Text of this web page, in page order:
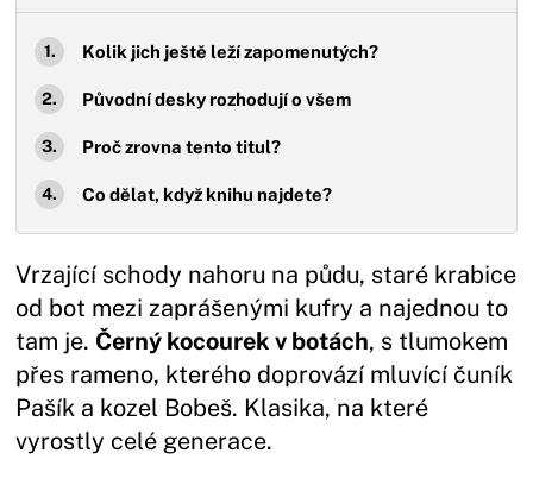
Kolik jich ještě leží zapomenutých?
Původní desky rozhodují o všem
Proč zrovna tento titul?
Co dělat, když knihu najdete?
Vrzající schody nahoru na půdu, staré krabice
od bot mezi zaprášenými kufry a najednou to
tam je. Černý kocourek v botách, s tlumokem
přes rameno, kterého doprovází mluvící čuník
Pašík a kozel Bobeš. Klasika, na které
vyrostly celé generace.